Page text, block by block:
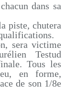
dans sa
piste, chutera
sera victime
Testud
Tous les
en forme,
de son 1/8e